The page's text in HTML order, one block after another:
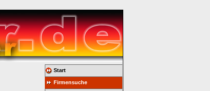
Start
Firmensuche